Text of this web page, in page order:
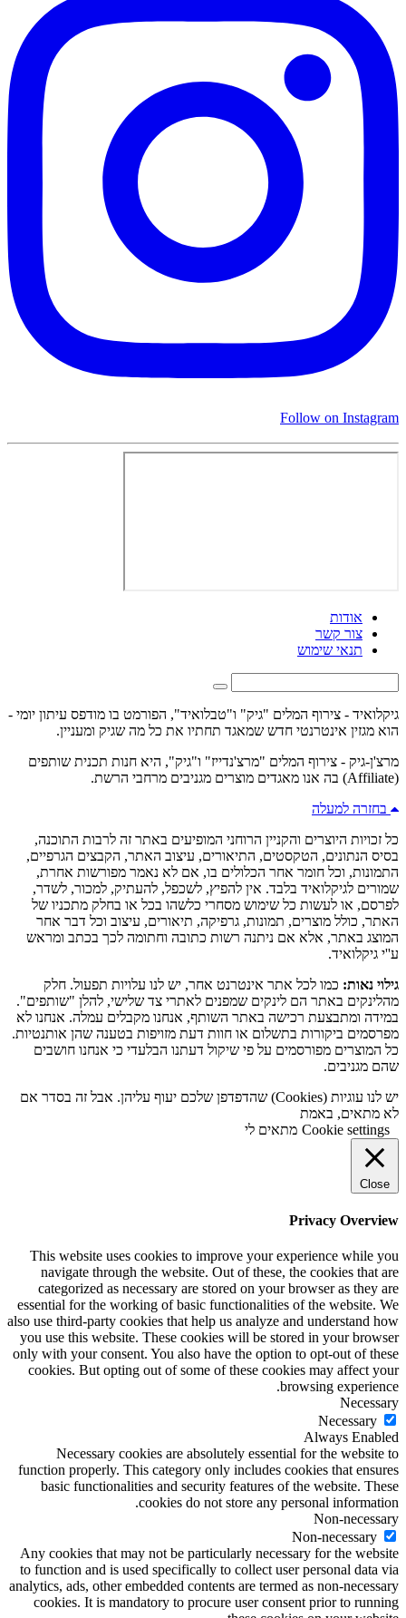
Follow on Instagram
אודות
צור קשר
תנאי שימוש
גיקלואיד - צירוף המלים "גיק" ו"טבלואיד", הפורמט בו מודפס עיתון יומי -
הוא מגזין אינטרנטי חדש שמאגד תחתיו את כל מה שגיק ומעניין.
מרצ'ן-גיק - צירוף המלים "מרצ'נדייז" ו"גיק", היא חנות תכנית שותפים
(Affiliate) בה אנו מאגדים מוצרים מגניבים מרחבי הרשת.
בחזרה למעלה
כל זכויות היוצרים והקניין הרוחני המופיעים באתר זה לרבות התוכנה,
בסיס הנתונים, הטקסטים, התיאורים, עיצוב האתר, הקבצים הגרפיים,
התמונות, וכל חומר אחר הכלולים בו, אם לא נאמר מפורשות אחרת,
שמורים לגיקלואיד בלבד. אין להפיץ, לשכפל, להעתיק, למכור, לשדר,
לפרסם, או לעשות כל שימוש מסחרי כלשהו בכל או בחלק מתכניו של
האתר, כולל מוצרים, תמונות, גרפיקה, תיאורים, עיצוב וכל דבר אחר
המוצג באתר, אלא אם ניתנה רשות כתובה וחתומה לכך בכתב ומראש
ע''י גיקלואיד.
גילוי נאות: כמו לכל אתר אינטרנט אחר, יש לנו עלויות תפעול. חלק
מהלינקים באתר הם לינקים שמפנים לאתרי צד שלישי, להלן "שותפים".
במידה ומתבצעת רכישה באתר השותף, אנחנו מקבלים עמלה. אנחנו לא
מפרסמים ביקורות בתשלום או חוות דעת מזויפות בטענה שהן אותנטיות.
כל המוצרים מפורסמים על פי שיקול דעתנו הבלעדי כי אנחנו חושבים
שהם מגניבים.
יש לנו עוגיות (Cookies) שהדפדפן שלכם יעוף עליהן. אבל זה בסדר אם
לא מתאים, באמת
Cookie settings מתאים לי
Close
Privacy Overview
This website uses cookies to improve your experience while you
navigate through the website. Out of these, the cookies that are
categorized as necessary are stored on your browser as they are
essential for the working of basic functionalities of the website. We
also use third-party cookies that help us analyze and understand how
you use this website. These cookies will be stored in your browser
only with your consent. You also have the option to opt-out of these
cookies. But opting out of some of these cookies may affect your
browsing experience.
Necessary
Necessary
Always Enabled
Necessary cookies are absolutely essential for the website to
function properly. This category only includes cookies that ensures
basic functionalities and security features of the website. These
cookies do not store any personal information.
Non-necessary
Non-necessary
Any cookies that may not be particularly necessary for the website
to function and is used specifically to collect user personal data via
analytics, ads, other embedded contents are termed as non-necessary
cookies. It is mandatory to procure user consent prior to running